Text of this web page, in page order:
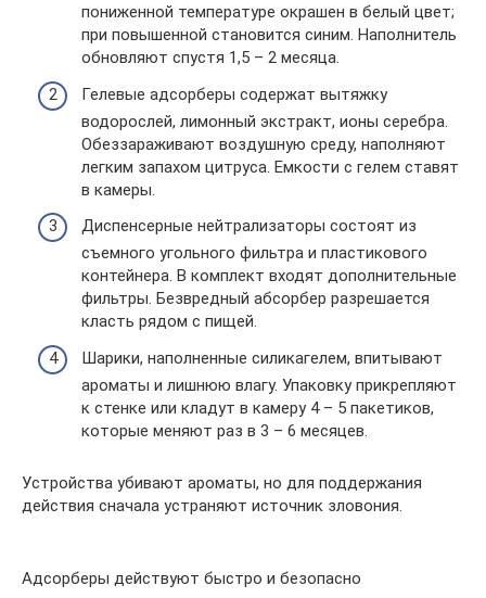
пониженной температуре окрашен в белый цвет;
при повышенной становится синим. Наполнитель
обновляют спустя 1,5 – 2 месяца.
Гелевые адсорберы содержат вытяжку
водорослей, лимонный экстракт, ионы серебра.
Обеззараживают воздушную среду, наполняют
легким запахом цитруса. Емкости с гелем ставят
в камеры.
Диспенсерные нейтрализаторы состоят из
съемного угольного фильтра и пластикового
контейнера. В комплект входят дополнительные
фильтры. Безвредный абсорбер разрешается
класть рядом с пищей.
Шарики, наполненные силикагелем, впитывают
ароматы и лишнюю влагу. Упаковку прикрепляют
к стенке или кладут в камеру 4 – 5 пакетиков,
которые меняют раз в 3 – 6 месяцев.
Устройства убивают ароматы, но для поддержания
действия сначала устраняют источник зловония.
Адсорберы действуют быстро и безопасно